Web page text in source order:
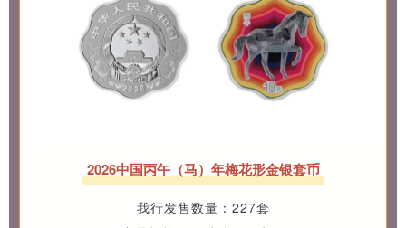
2026中国丙午（马）年梅花形金银套币
我行发售数量：227套